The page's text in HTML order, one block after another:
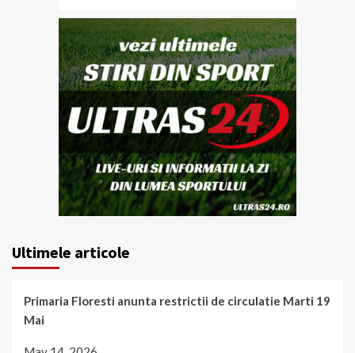
Ultimele articole
Primaria Floresti anunta restrictii de circulatie Marti 19
Mai